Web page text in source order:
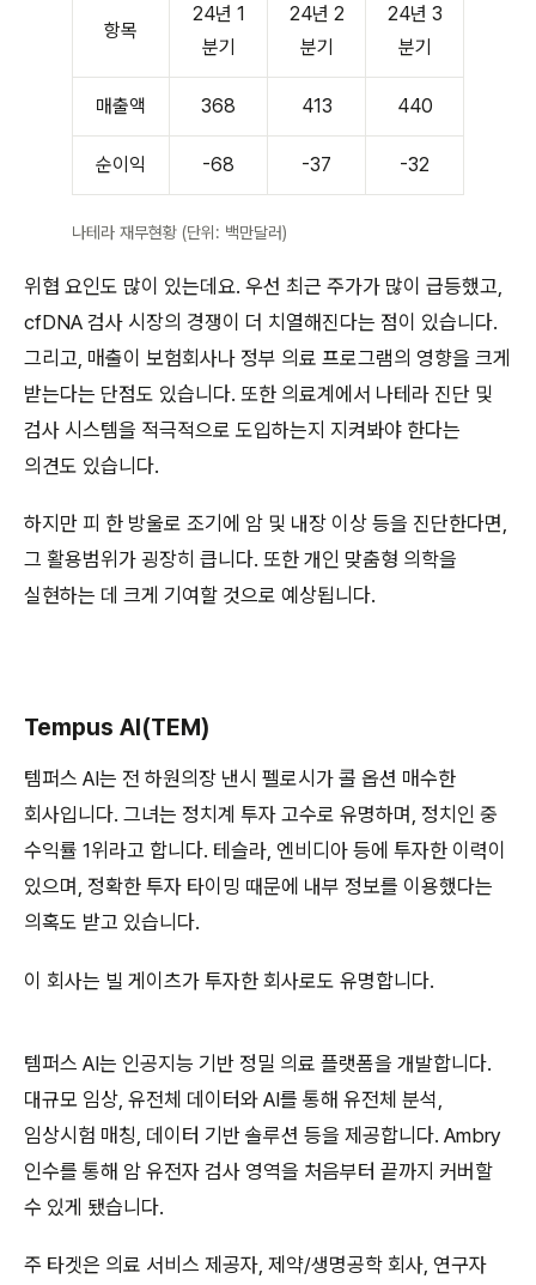
항목
24년 1
분기
24년 2
분기
24년 3
분기
매출액 368 413 440
순이익 -68 -37 -32
나테라 재무현황 (단위: 백만달러)
위협 요인도 많이 있는데요. 우선 최근 주가가 많이 급등했고,
cfDNA 검사 시장의 경쟁이 더 치열해진다는 점이 있습니다.
그리고, 매출이 보험회사나 정부 의료 프로그램의 영향을 크게
받는다는 단점도 있습니다. 또한 의료계에서 나테라 진단 및
검사 시스템을 적극적으로 도입하는지 지켜봐야 한다는
의견도 있습니다.
하지만 피 한 방울로 조기에 암 및 내장 이상 등을 진단한다면,
그 활용범위가 굉장히 큽니다. 또한 개인 맞춤형 의학을
실현하는 데 크게 기여할 것으로 예상됩니다.
Tempus AI(TEM)
템퍼스 AI는 전 하원의장 낸시 펠로시가 콜 옵션 매수한
회사입니다. 그녀는 정치계 투자 고수로 유명하며, 정치인 중
수익률 1위라고 합니다. 테슬라, 엔비디아 등에 투자한 이력이
있으며, 정확한 투자 타이밍 때문에 내부 정보를 이용했다는
의혹도 받고 있습니다.
이 회사는 빌 게이츠가 투자한 회사로도 유명합니다.
템퍼스 AI는 인공지능 기반 정밀 의료 플랫폼을 개발합니다.
대규모 임상, 유전체 데이터와 AI를 통해 유전체 분석,
임상시험 매칭, 데이터 기반 솔루션 등을 제공합니다. Ambry
인수를 통해 암 유전자 검사 영역을 처음부터 끝까지 커버할
수 있게 됐습니다.
주 타겟은 의료 서비스 제공자, 제약/생명공학 회사, 연구자